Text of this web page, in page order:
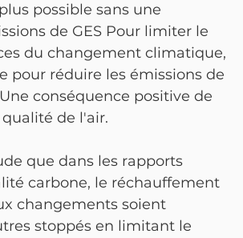
possible sans une
de GES Pour limiter le
du changement climatique,
pour réduire les émissions de
conséquence positive de
de l'air.
que dans les rapports
carbone, le réchauffement
changements soient
stoppés en limitant le